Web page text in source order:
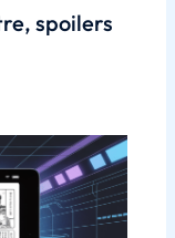
spoilers